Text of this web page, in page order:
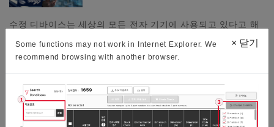
Some functions may not work in Internet Explorer. We
recommend browsing with another browser.
× 닫기
수정 디바이스는 세상의 모든 전자 기기에 사용되고 있다고 해
도 과언이 아닙니다. 그렇게 많이 사용되는 이유는 주파수의 뛰
어난 안정성에 있습니다.뛰어난 주파수의 안정성과 그 배경,…